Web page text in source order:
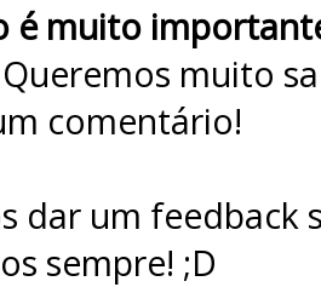
é muito
muito
comentário!
dar um
sempre! ;D